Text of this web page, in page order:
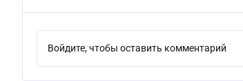
Войдите, чтобы оставить комментарий